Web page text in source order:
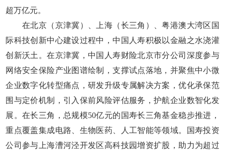
超万亿元。
在北京（京津冀）、上海（长三角）、粤港澳大湾区国
际科技创新中心建设过程中，中国人寿积极以金融之水浇灌
创新沃土。在京津冀，中国人寿财险北京市分公司深度参与
网络安全保险产业图谱绘制，支撑试点落地，并聚焦中小微
企业数字化转型痛点，研发升级专属解决方案，优化承保范
围与定价机制，引入保前风险评估服务，护航企业数智化发
展。在长三角，总规模50亿元的国寿长三角基金稳步推进，
重点覆盖集成电路、生物医药、人工智能等领域。国寿投资
公司参与上海漕河泾开发区高科技园增资扩股，助力为超过